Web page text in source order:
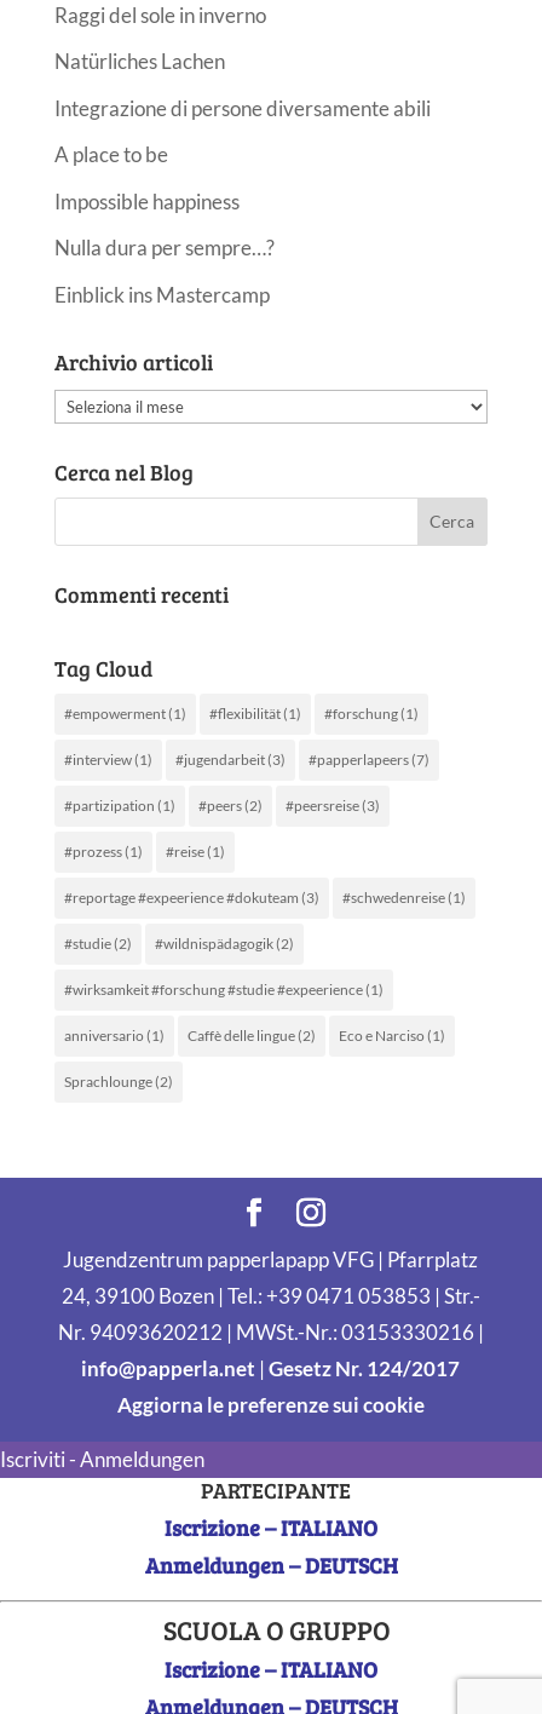
Raggi del sole in inverno
Natürliches Lachen
Integrazione di persone diversamente abili
A place to be
Impossible happiness
Nulla dura per sempre…?
Einblick ins Mastercamp
Archivio articoli
Archivio
Cerca nel Blog
Commenti recenti
Tag Cloud
#empowerment(1) #flexibilität(1) #forschung(1)
#interview(1) #jugendarbeit(3) #papperlapeers(7)
#partizipation (1) #peers(2) #peersreise(3)
#prozess(1) #reise(1)
#reportage #expeerience #dokuteam (3) #schwedenreise(1)
#studie(2) #wildnispädagogik(2)
#wirksamkeit #forschung #studie #expeerience(1)
anniversario (1) Caffè delle lingue(2) Eco e Narciso (1)
Sprachlounge(2)
Jugendzentrum papperlapapp VFG | Pfarrplatz
24, 39100 Bozen | Tel.: +39 0471 053853 | Str.-
Nr. 94093620212 | MWSt.-Nr.: 03153330216 |
info@papperla.net |Gesetz Nr. 124/2017
Aggiorna le preferenze sui cookie
Iscriviti - Anmeldungen
PARTECIPANTE
Iscrizione – ITALIANO
Anmeldungen – DEUTSCH
SCUOLA O GRUPPO
Iscrizione – ITALIANO
Anmeldungen – DEUTSCH